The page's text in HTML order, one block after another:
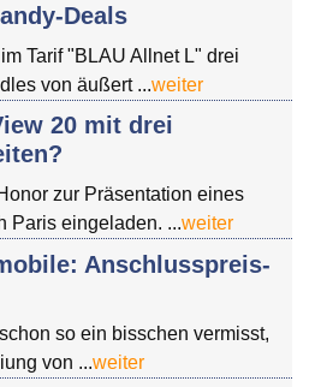
Deals
Tarif "BLAU Allnet L" drei
von äußert ...weiter
20 mit drei
zur Präsentation eines
Paris eingeladen. ...weiter
Anschlusspreis-
so ein bisschen vermisst,
von ...weiter